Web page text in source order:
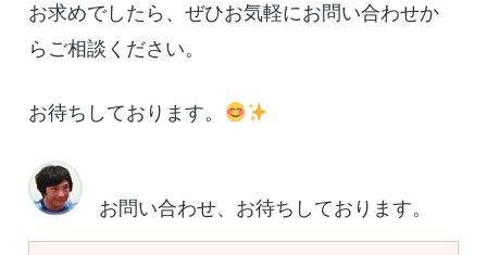
お求めでしたら、ぜひお気軽にお問い合わせか
らご相談ください。
お待ちしております。
お問い合わせ、お待ちしております。